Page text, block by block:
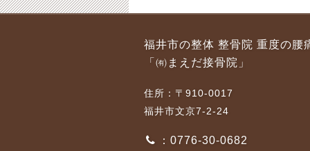
限を超えて、急性の腰
痛を発症するというケ
す。
2016-12-15
福井市の整体 整骨院 重度の腰
「㈲まえだ接骨院」
住所：〒910-0017
福井市文京7-2-24
：0776-30-0682